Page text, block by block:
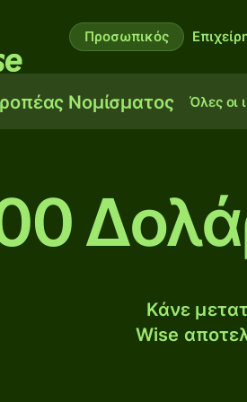
Προσωπικός
Νομίσματος Όλες οι
Κάνε
Wise